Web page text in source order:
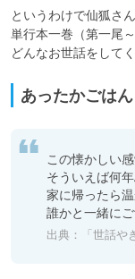
というわけで仙狐さ
単行本一巻（第一尾
あったかごはん
この懐かしい
そういえば何
家に帰ったら
誰かと一緒に
出典：「世話や